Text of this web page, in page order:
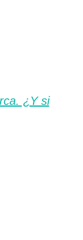
¿Y si